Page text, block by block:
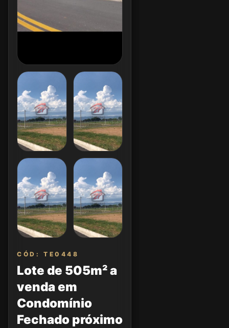
CÓD: TE0448
Lote de 505m² a
venda em
Condomínio
Fechado próximo